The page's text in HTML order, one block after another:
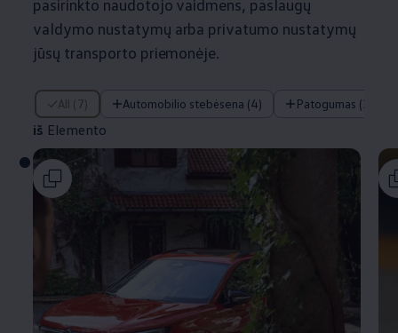
pasirinkto naudotojo vaidmens, paslaugų
valdymo nustatymų arba privatumo nustatymų
jūsų transporto priemonėje.
All (7) Automobilio stebėsena (4) Patogumas (1)
iš Elemento
iš Elemento